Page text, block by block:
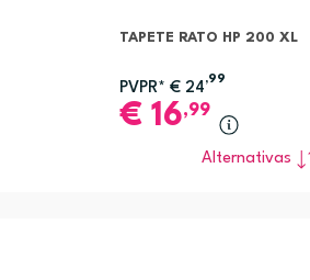
TAPETE RATO HP 200 XL
PVPR* € 24
,99
€ 16,99
Alternativas